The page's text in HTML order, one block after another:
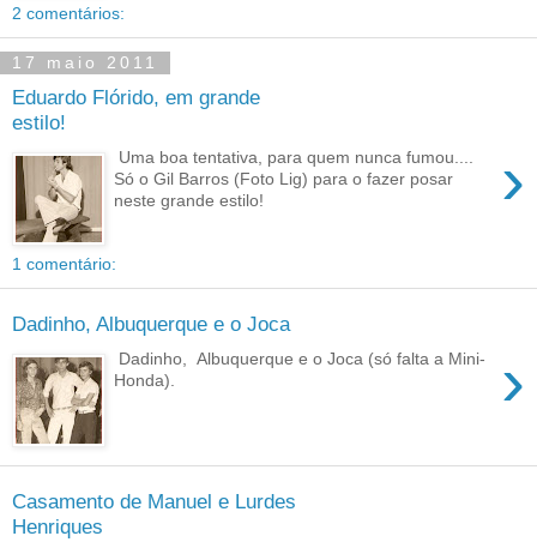
2 comentários:
17 maio 2011
Eduardo Flórido, em grande
estilo!
›
Uma boa tentativa, para quem nunca fumou....
Só o Gil Barros (Foto Lig) para o fazer posar
neste grande estilo!
1 comentário:
Dadinho, Albuquerque e o Joca
›
Dadinho, Albuquerque e o Joca (só falta a Mini-
Honda).
Casamento de Manuel e Lurdes
Henriques